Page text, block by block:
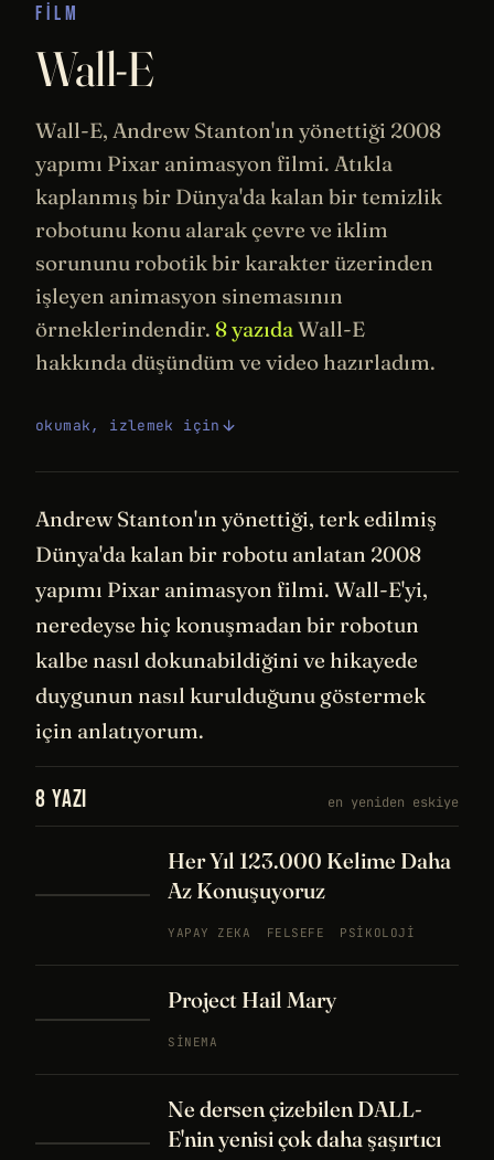
FILM
Wall-E
Wall-E, Andrew Stanton'ın yönettiği 2008
yapımı Pixar animasyon filmi. Atıkla
kaplanmış bir Dünya'da kalan bir temizlik
robotunu konu alarak çevre ve iklim
sorununu robotikbir karakter üzerinden
işleyen animasyon sinemasının
örneklerindendir. 8 yazıda Wall-E
hakkında düşündüm ve video hazırladım.
okumak, izlemek için
Andrew Stanton'ın yönettiği, terk edilmiş
Dünya'da kalan bir robotu anlatan 2008
yapımı Pixar animasyon filmi. Wall-E'yi,
neredeyse hiç konuşmadan bir robotun
kalbe nasıl dokunabildiğini ve hikayede
duygunun nasıl kurulduğunu göstermek
için anlatıyorum.
8 YAZI en yeniden eskiye
Her Yıl 123.000 Kelime Daha
Az Konuşuyoruz
YAPAY ZEKA FELSEFE PSIKOLOJI
Project Hail Mary
SINEMA
Ne dersen çizebilen DALL-
E'nin yenisi çok daha şaşırtıcı